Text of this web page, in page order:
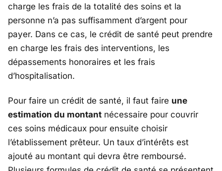
charge les frais de la totalité des soins et la
personne n’a pas suffisamment d’argent pour
payer. Dans ce cas, le crédit de santé peut prendre
en charge les frais des interventions, les
dépassements honoraires et les frais
d’hospitalisation.
Pour faire un crédit de santé, il faut faire une
estimation du montant nécessaire pour couvrir
ces soins médicaux pour ensuite choisir
l’établissement prêteur. Un taux d’intérêts est
ajouté au montant qui devra être remboursé.